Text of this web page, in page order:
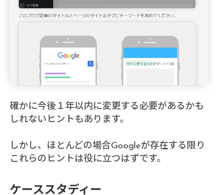
確かに今後１年以内に変更する必要があるかも
しれないヒントもあります。
しかし、ほとんどの場合Googleが存在する限り
これらのヒントは役に立つはずです。
ケーススタディー